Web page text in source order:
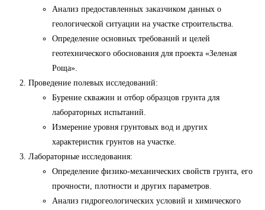
Анализ предоставленных заказчиком данных о
геологической ситуации на участке строительства.
Определение основных требований и целей
геотехнического обоснования для проекта «Зеленая
Роща».
Проведение полевых исследований:
Бурение скважин и отбор образцов грунта для
лабораторных испытаний.
Измерение уровня грунтовых вод и других
характеристик грунтов на участке.
Лабораторные исследования:
Определение физико-механических свойств грунта, его
прочности, плотности и других параметров.
Анализ гидрогеологических условий и химического